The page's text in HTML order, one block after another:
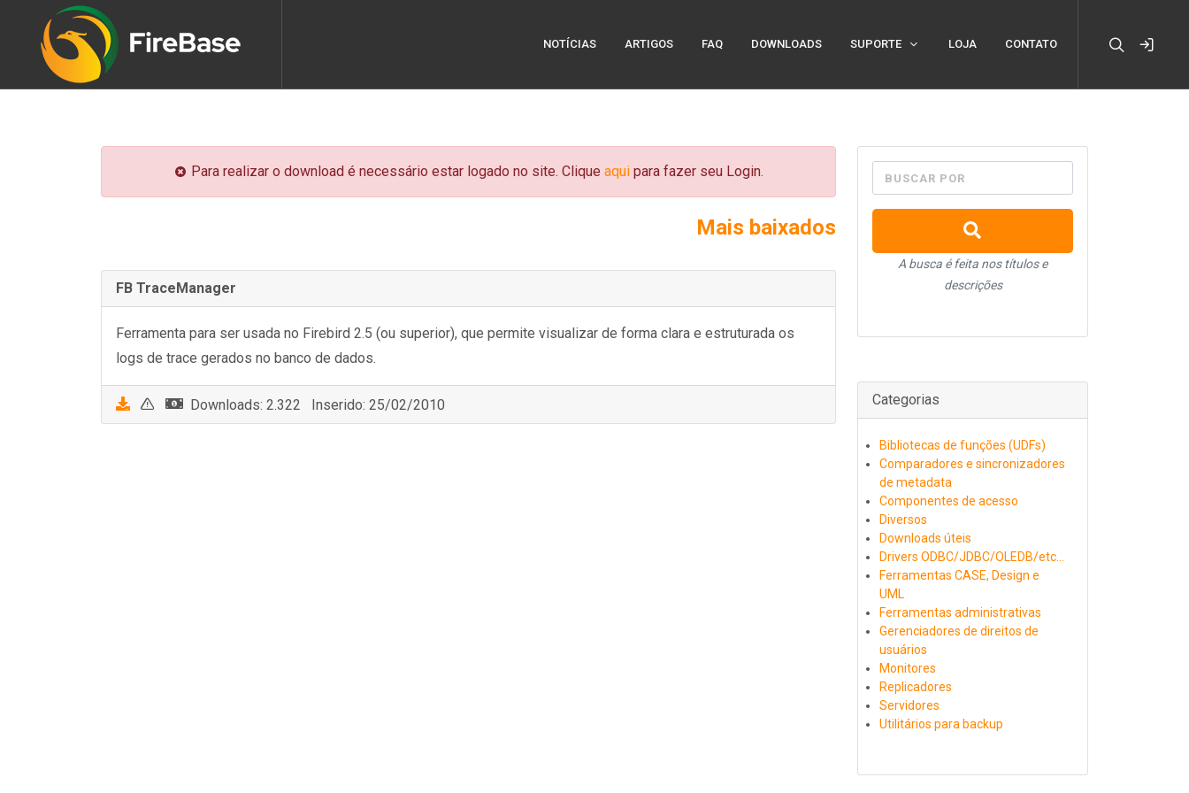
NOTÍCIAS ARTIGOS FAQ DOWNLOADS SUPORTE LOJA CONTATO
Para realizar o download é necessário estar logado no site. Clique aquipara fazer seu Login.
Mais baixados
FB TraceManager
Ferramenta para ser usada no Firebird 2.5 (ou superior), que permite visualizar de forma clara e estruturada os
logs de trace gerados no banco de dados.
Downloads: 2.322 Inserido: 25/02/2010
BUSCAR POR
A busca é feita nos títulos e
descrições
Categorias
Bibliotecas de funções (UDFs)
Comparadores e sincronizadores
de metadata
Componentes de acesso
Diversos
Downloads úteis
Drivers ODBC/JDBC/OLEDB/etc...
Ferramentas CASE, Design e
UML
Ferramentas administrativas
Gerenciadores de direitos de
usuários
Monitores
Replicadores
Servidores
Utilitários para backup